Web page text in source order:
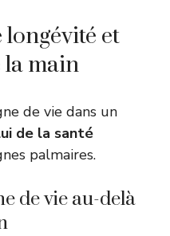
longévité et
la main
de vie dans un
de la santé
palmaires.
de vie au-delà